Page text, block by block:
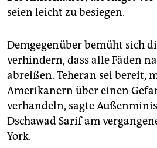
seien leicht zu besiegen.
Demgegenüber bemüht sich
verhindern, dass alle Fäden
abreißen. Teheran sei bereit,
Amerikanern über einen
verhandeln, sagte
Dschawad Sarif am
York.